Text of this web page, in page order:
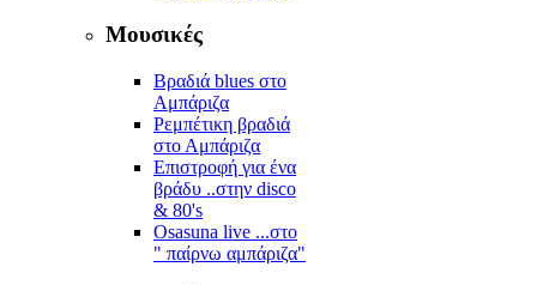
Μουσικές
Βραδιά blues στο
Αμπάριζα
Ρεμπέτικη βραδιά
στο Αμπάριζα
Επιστροφή για ένα
βράδυ ..στην disco
& 80's
Osasuna live ...στο
" παίρνω αμπάριζα"